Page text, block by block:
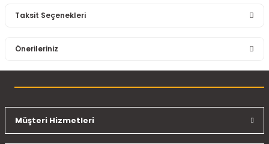
Taksit Seçenekleri
Önerileriniz
konularda yetersiz gördüğünüz noktaları öneri formunu
Ürün resmi kalitesiz, bozuk veya görüntülenemiyor.
Müşteri Hizmetleri